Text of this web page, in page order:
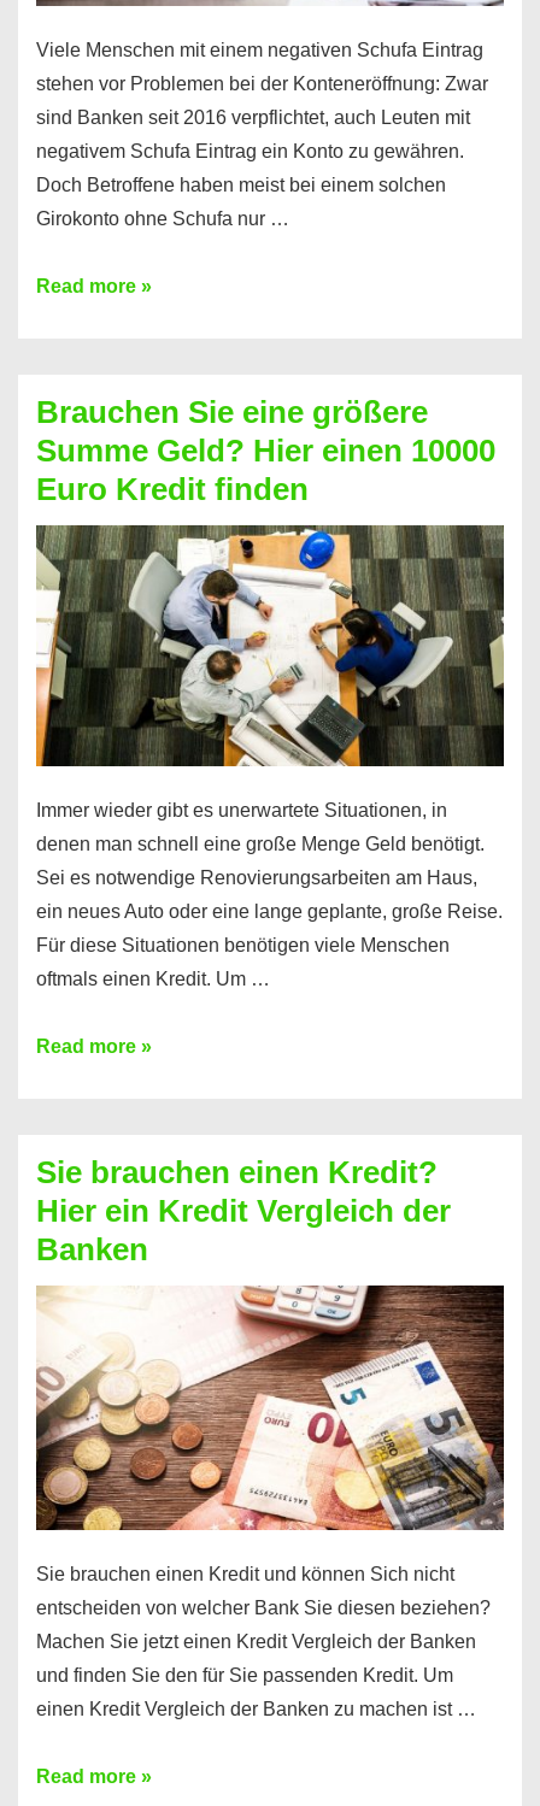
Viele Menschen mit einem negativen Schufa Eintrag
stehen vor Problemen bei der Konteneröffnung: Zwar
sind Banken seit 2016 verpflichtet, auch Leuten mit
negativem Schufa Eintrag ein Konto zu gewähren.
Doch Betroffene haben meist bei einem solchen
Girokonto ohne Schufa nur …
Günstiges
Geht
das
überhaupt?
Na
klar!
Read more »
Brauchen Sie eine größere
Summe Geld? Hier einen 10000
Euro Kredit finden
Immer wieder gibt es unerwartete Situationen, in
denen man schnell eine große Menge Geld benötigt.
Sei es notwendige Renovierungsarbeiten am Haus,
ein neues Auto oder eine lange geplante, große Reise.
Für diese Situationen benötigen viele Menschen
oftmals einen Kredit. Um …
Brauchen
Summe
Geld?
Hier
einen
10000
Euro
Kredit
finden
Read more »
Sie brauchen einen Kredit?
Hier ein Kredit Vergleich der
Banken
Sie brauchen einen Kredit und können Sich nicht
entscheiden von welcher Bank Sie diesen beziehen?
Machen Sie jetzt einen Kredit Vergleich der Banken
und finden Sie den für Sie passenden Kredit. Um
einen Kredit Vergleich der Banken zu machen ist …
Sie
Read more »